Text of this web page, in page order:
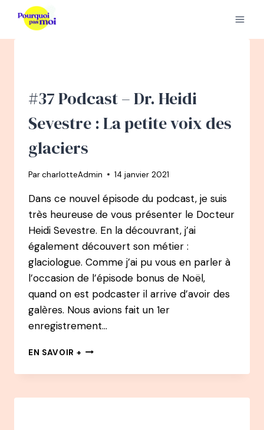
contenu
#37 Podcast – Dr. Heidi
Sevestre : La petite voix des
glaciers
ParcharlotteAdmin 14 janvier 2021
Dans ce nouvel épisode du podcast, je suis
très heureuse de vous présenter le Docteur
Heidi Sevestre. En la découvrant, j’ai
également découvert son métier :
glaciologue. Comme j’ai pu vous en parler à
l’occasion de l’épisode bonus de Noël,
quand on est podcaster il arrive d’avoir des
galères. Nous avions fait un 1er
enregistrement…
EN SAVOIR + #37
–
HEIDI